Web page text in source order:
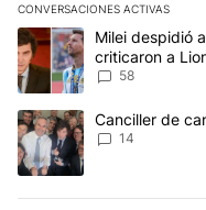
CONVERSACIONES ACTIVAS
Este listado muestra los
Un artículo de tendencia
Milei despidió
criticaron a
anti-Messi”
58
Un artículo de tendencia
Canciller de
14